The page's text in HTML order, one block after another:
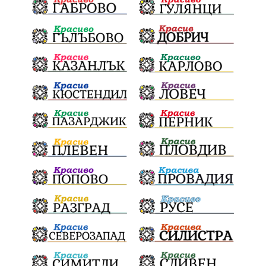
бронзови медал Балканското първенство
в отборната надпревара
„Отваряне на града към морето“
Негодна за пиене вода във Варненско
цялостно обновяване Музеъ на мозайките
и прилежащия парк в Девня
Гражданска инициатива „Парад на гордостта“
по спортна гимнастика 2026 Православие